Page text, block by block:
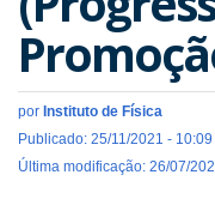
por Instituto de Física
Publicado: 25/11/2021 - 10:09
Última modificação: 26/07/